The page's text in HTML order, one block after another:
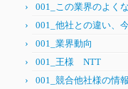
001_この業界のよく
001_他社との違い、
001_業界動向
001_王様 NTT
001_競合他社様の情報